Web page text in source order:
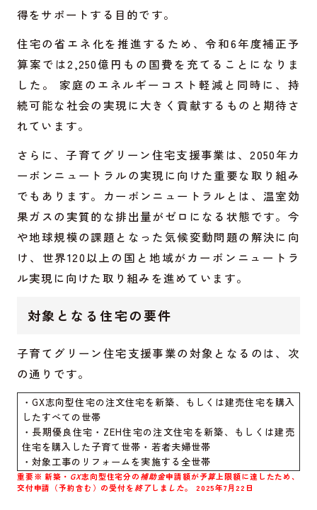
得をサポートする目的です。
住宅の省エネ化を推進するため、令和6年度補正予
算案では2,250億円もの国費を充てることになりま
した。 家庭のエネルギーコスト軽減と同時に、持
続可能な社会の実現に大きく貢献するものと期待さ
れています。
さらに、子育てグリーン住宅支援事業は、2050年カ
ーボンニュートラルの実現に向けた重要な取り組み
でもあります。カーボンニュートラルとは、温室効
果ガスの実質的な排出量がゼロになる状態です。今
や地球規模の課題となった気候変動問題の解決に向
け、世界120以上の国と地域がカーボンニュートラ
ル実現に向けた取り組みを進めています。
対象となる住宅の要件
子育てグリーン住宅支援事業の対象となるのは、次
の通りです。
・GX志向型住宅の注文住宅を新築、もしくは建売住宅を購入
したすべての世帯
・長期優良住宅・ZEH住宅の注文住宅を新築、もしくは建売
住宅を購入した子育て世帯・若者夫婦世帯
・対象工事のリフォームを実施する全世帯
重要※ 新築・ GX志向型住宅分の 補助金申請額が予算 上限額に達したため、
交付申請（予約含む）の受付を 終了しま した。 2025年7月22日